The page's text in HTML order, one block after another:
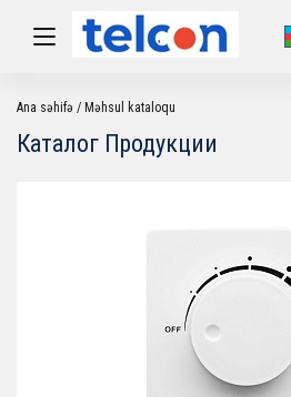
Ana səhifə Məhsul kataloqu
Каталог Продукции